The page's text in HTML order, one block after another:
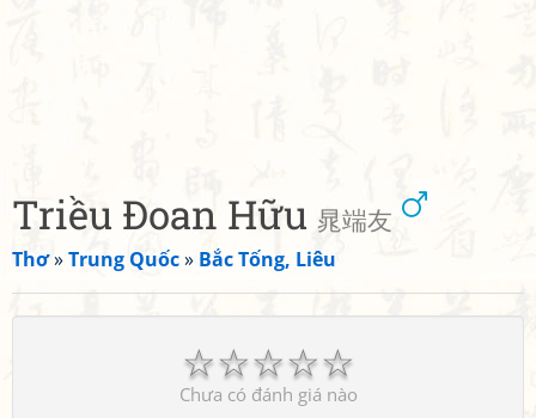
Triều Đoan Hữu 晁端友
Thơ»Trung Quốc» Bắc Tống, Liêu
☆
☆
☆
☆
☆
Chưa có đánh giá nào